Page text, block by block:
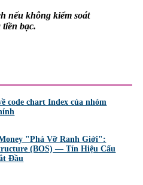
nếu không kiểm soát
bạc.
code chart Index của nhóm
"Phá Vỡ Ranh Giới":
(BOS) — Tín Hiệu Cấu
Đầu